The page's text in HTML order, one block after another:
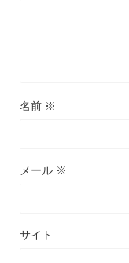
名前 ※
メール ※
サイト